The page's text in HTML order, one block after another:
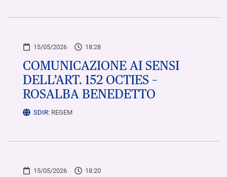
15/05/2026 18:28
COMUNICAZIONE AI SENSI
DELL’ART. 152 OCTIES –
ROSALBA BENEDETTO
SDIR: REGEM
15/05/2026 18:20